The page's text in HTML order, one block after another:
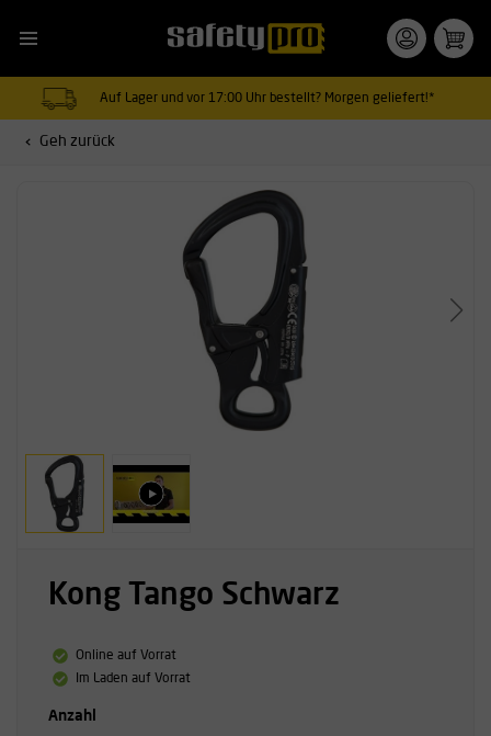
Auf Lager und vor 17:00 Uhr bestellt? Morgen geliefert!*
Geh zurück
Kong Tango Schwarz
Online auf Vorrat
Im Laden auf Vorrat
Anzahl